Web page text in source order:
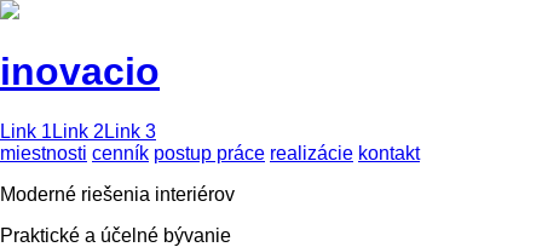
inovacio
Link 1 Link 2 Link 3
miestnosti cenník postup práce realizácie kontakt
Moderné riešenia interiérov
Praktické a účelné bývanie